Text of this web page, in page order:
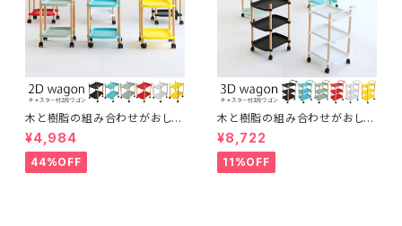
木と樹脂の組み合わせがおしゃ
れな2段ワゴン スッキリ片づけ
キャスター付き 取っ手付き 多目
的 サイドワゴン ナイトテーブル
ガレージ キッチンワゴン インテ
¥4,984
44%OFF
木と樹脂の組み合わせがおしゃ
れな3段ワゴン スッキリ片づけ
キャスター付き 取っ手付き 多目
的 サイドワゴン ファイル ガレー
ジ キッチンワゴン インテリア
¥8,722
11%OFF